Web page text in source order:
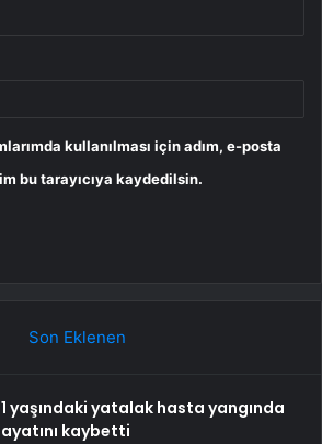
kullanılması için adım, e-posta
bu tarayıcıya kaydedilsin.
Son Eklenen
yaşındaki yatalak hasta yangında
kaybetti